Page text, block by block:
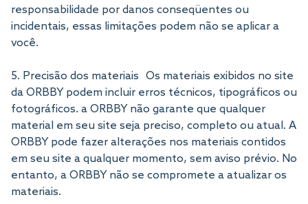
responsabilidade por danos conseqüentes ou
incidentais, essas limitações podem não se aplicar a
você.
5. Precisão dos materiais Os materiais exibidos no site
da ORBBY podem incluir erros técnicos, tipográficos ou
fotográficos. a ORBBY não garante que qualquer
material em seu site seja preciso, completo ou atual. A
ORBBY pode fazer alterações nos materiais contidos
em seu site a qualquer momento, sem aviso prévio. No
entanto, a ORBBY não se compromete a atualizar os
materiais.